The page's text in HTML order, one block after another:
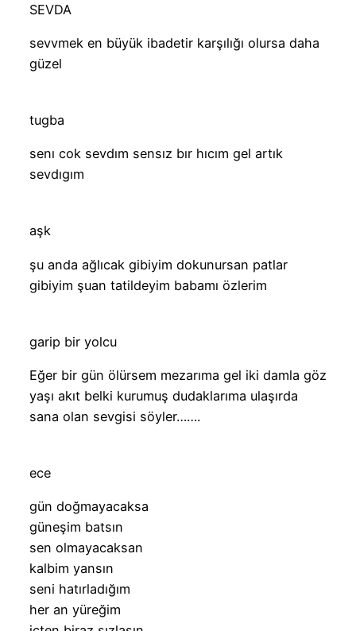
SEVDA
sevvmek en büyük ibadetir karşılığı olursa daha
güzel
tugba
senı cok sevdım sensız bır hıcım gel artık
sevdıgım
aşk
şu anda ağlıcak gibiyim dokunursan patlar
gibiyim şuan tatildeyim babamı özlerim
garip bir yolcu
Eğer bir gün ölürsem mezarıma gel iki damla göz
yaşı akıt belki kurumuş dudaklarıma ulaşırda
sana olan sevgisi söyler…….
ece
gün doğmayacaksa
güneşim batsın
sen olmayacaksan
kalbim yansın
seni hatırladığım
her an yüreğim